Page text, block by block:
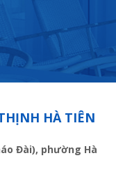
HÀ TIÊN
Đài), phường Hà